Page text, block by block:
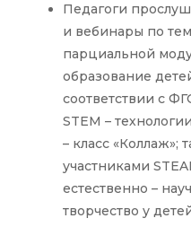
Педагоги
и вебинары по
парциальной
образование
соответствии с
STEM –
– класс «Коллаж»;
участниками
естественно –
творчество у